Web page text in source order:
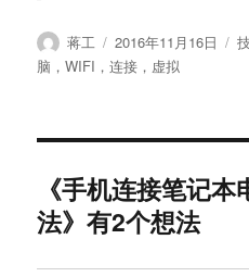
作
者
蒋工
发
布
2016年11月16日
脑，WIFI，连接，虚拟
《手机连接笔记
法》有2个想法